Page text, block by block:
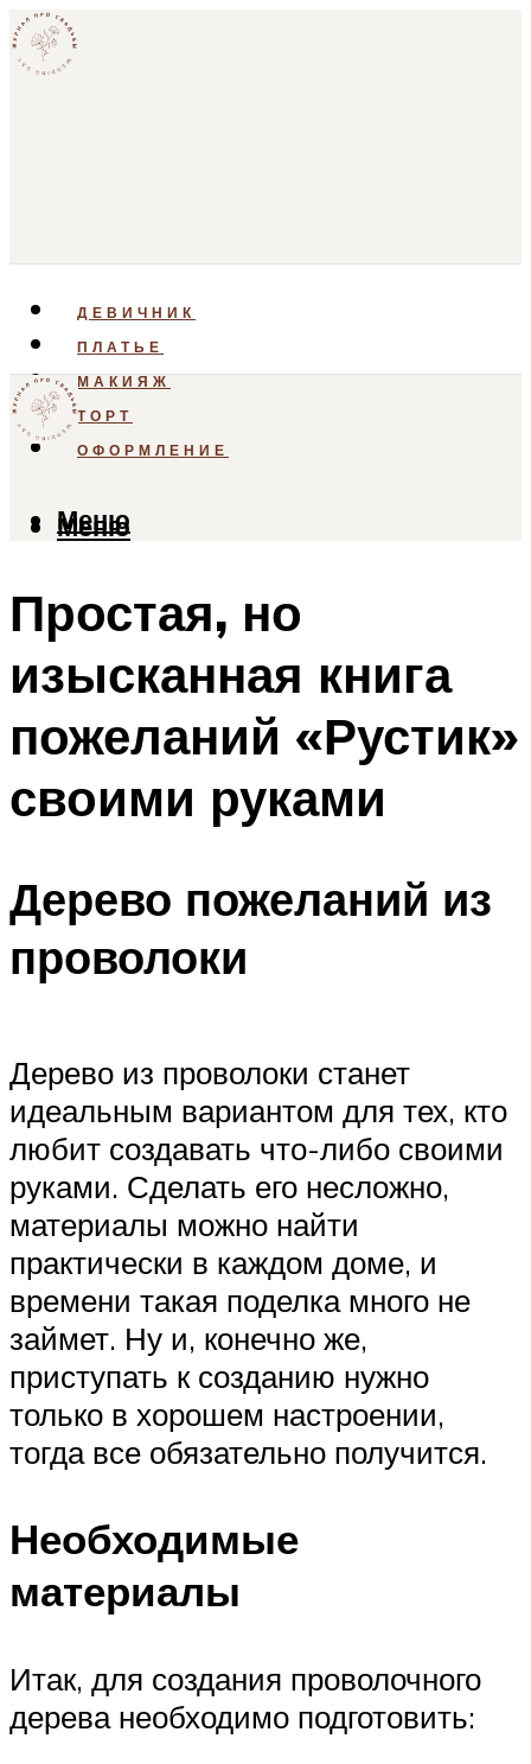
ДЕВИЧНИК
ПЛАТЬЕ
МАКИЯЖ
ТОРТ
ОФОРМЛЕНИЕ
Меню
Меню
Простая, но
изысканная книга
пожеланий «Рустик»
своими руками
Дерево пожеланий из
проволоки
Дерево из проволоки станет
идеальным вариантом для тех, кто
любит создавать что-либо своими
руками. Сделать его несложно,
материалы можно найти
практически в каждом доме, и
времени такая поделка много не
займет. Ну и, конечно же,
приступать к созданию нужно
только в хорошем настроении,
тогда все обязательно получится.
Необходимые
материалы
Итак, для создания проволочного
дерева необходимо подготовить: